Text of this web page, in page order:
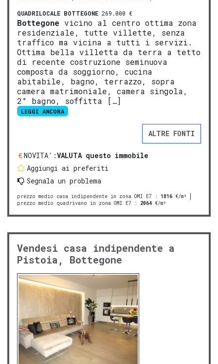
QUADRILOCALE BOTTEGONE 269.000 €
Bottegone vicino al centro ottima zona
residenziale, tutte villette, senza
traffico ma vicina a tutti i servizi.
Ottima bella villetta da terra a tetto
di recente costruzione seminuova
composta da soggiorno, cucina
abitabile, bagno, terrazzo, sopra
camera matrimoniale, camera singola,
2° bagno, soffitta […]
LEGGI ANCORA
ALTRE FONTI
NOVITA':VALUTA questo immobile
Aggiungi ai preferiti
Segnala un problema
prezzo medio casa indipendente in zona OMI E7 : 1816 €/m²
prezzo medio quadrivano in zona OMI E7 : 2064 €/m²
Vendesi casa indipendente a
Pistoia, Bottegone